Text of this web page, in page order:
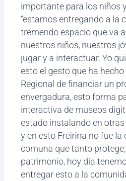
importante para los niños
“estamos entregando a la
tremendo espacio que va
nuestros niños, nuestros
jugar y a interactuar. Yo
esto el gesto que ha
Regional de financiar un
envergadura, esto forma
interactiva de museos
estado instalando en
y en esto Freirina no fue la
comuna que tanto
patrimonio, hoy día
entregar esto a la